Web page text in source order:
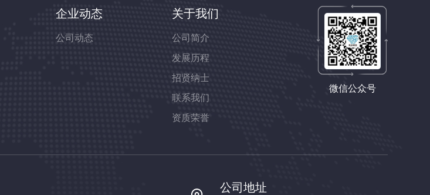
企业动态
公司动态
关于我们
公司简介
发展历程
招贤纳士
联系我们
资质荣誉
微信公众号
公司地址